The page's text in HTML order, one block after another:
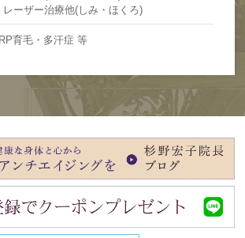
レーザー治療他(しみ・ほくろ)
育毛・多汗症 等